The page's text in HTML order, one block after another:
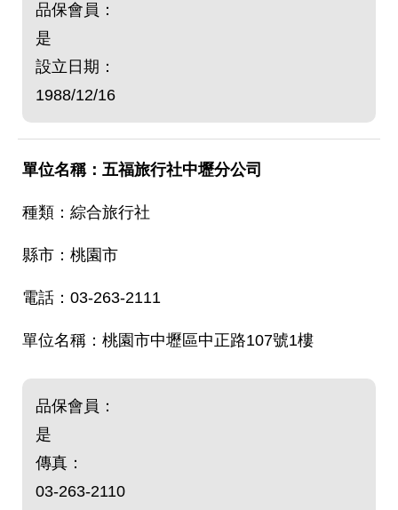
品保會員：
是
設立日期：
1988/12/16
五福旅行社中壢分公司
綜合旅行社
桃園市
03-263-2111
桃園市中壢區中正路107號1樓
品保會員：
是
傳真：
03-263-2110